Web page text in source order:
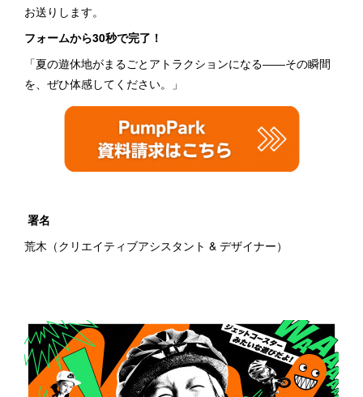
お送りします。
フォームから30秒で完了！
「夏の遊休地がまるごとアトラクションになる――その瞬間
を、ぜひ体感してください。」
署名
荒木（クリエイティブアシスタント & デザイナー）